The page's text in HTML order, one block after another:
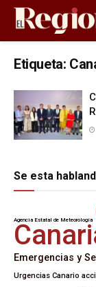
Etiqueta:
Se esta
Agencia Estatal de Meteorología
Emergencias y
Urgencias Canario